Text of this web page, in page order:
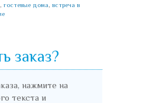
гостевые дома встреча в
заказ?
нажмите на
текста и